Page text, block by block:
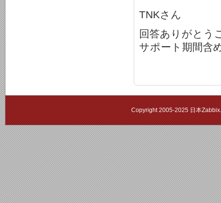
TNKさん
回答ありがとう
サポート期間含
Copyright 2005-2025 日本